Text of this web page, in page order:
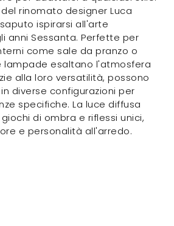
rinomato designer Luca
ispirarsi all'arte
anni Sessanta. Perfette per
come sale da pranzo o
lampade esaltano l'atmosfera
alla loro versatilità, possono
diverse configurazioni per
specifiche. La luce diffusa
di ombra e riflessi unici,
e personalità all'arredo.